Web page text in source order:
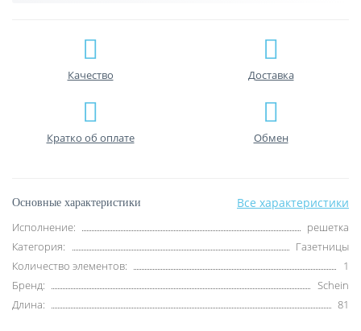
Качество Доставка
Кратко об оплате Обмен
Основные характеристики Все характеристики
Исполнение:
решетка
Категория:
Газетницы
Количество элементов:
1
Бренд:
Schein
Длина:
81